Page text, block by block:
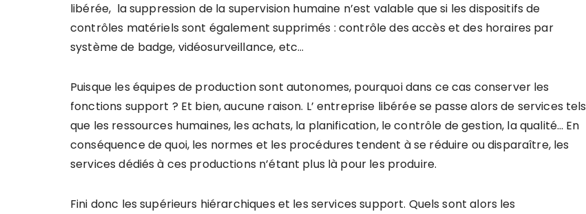
libérée, la suppression de la supervision humaine n’est valable que si les dispositifs de
contrôles matériels sont également supprimés : contrôle des accès et des horaires par
système de badge, vidéosurveillance, etc…
Puisque les équipes de production sont autonomes, pourquoi dans ce cas conserver les
fonctions support ? Et bien, aucune raison. L’ entreprise libérée se passe alors de services tels
que les ressources humaines, les achats, la planification, le contrôle de gestion, la qualité… En
conséquence de quoi, les normes et les procédures tendent à se réduire ou disparaître, les
services dédiés à ces productions n’étant plus là pour les produire.
Fini donc les supérieurs hiérarchiques et les services support. Quels sont alors les